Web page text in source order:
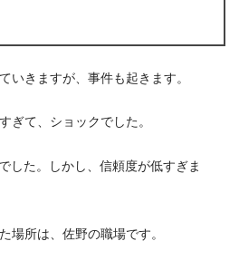
いきますが、事件も起きます。
ぎて、ショックでした。
した。しかし、信頼度が低すぎま
場所は、佐野の職場です。